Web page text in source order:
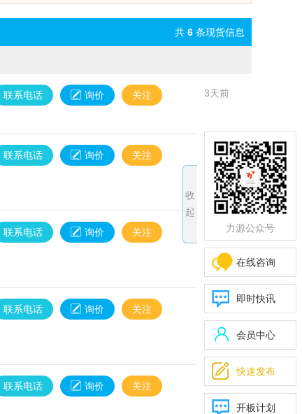
共 6 条现货信息
联系电话 询价 关注 3天前
联系电话 询价 关注 3天前
联系电话 询价 关注 3天前
联系电话 询价 关注 3天前
联系电话 询价 关注 3天前
力源公众号
在线咨询
即时快讯
会员中心
 快速发布
开板计划
收
起